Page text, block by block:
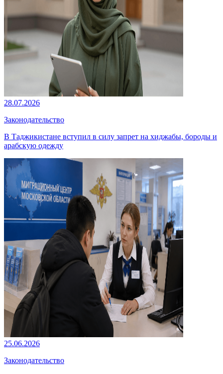
28.07.2026
Законодательство
В Таджикистане вступил в силу запрет на хиджабы, бороды и
арабскую одежду
25.06.2026
Законодательство